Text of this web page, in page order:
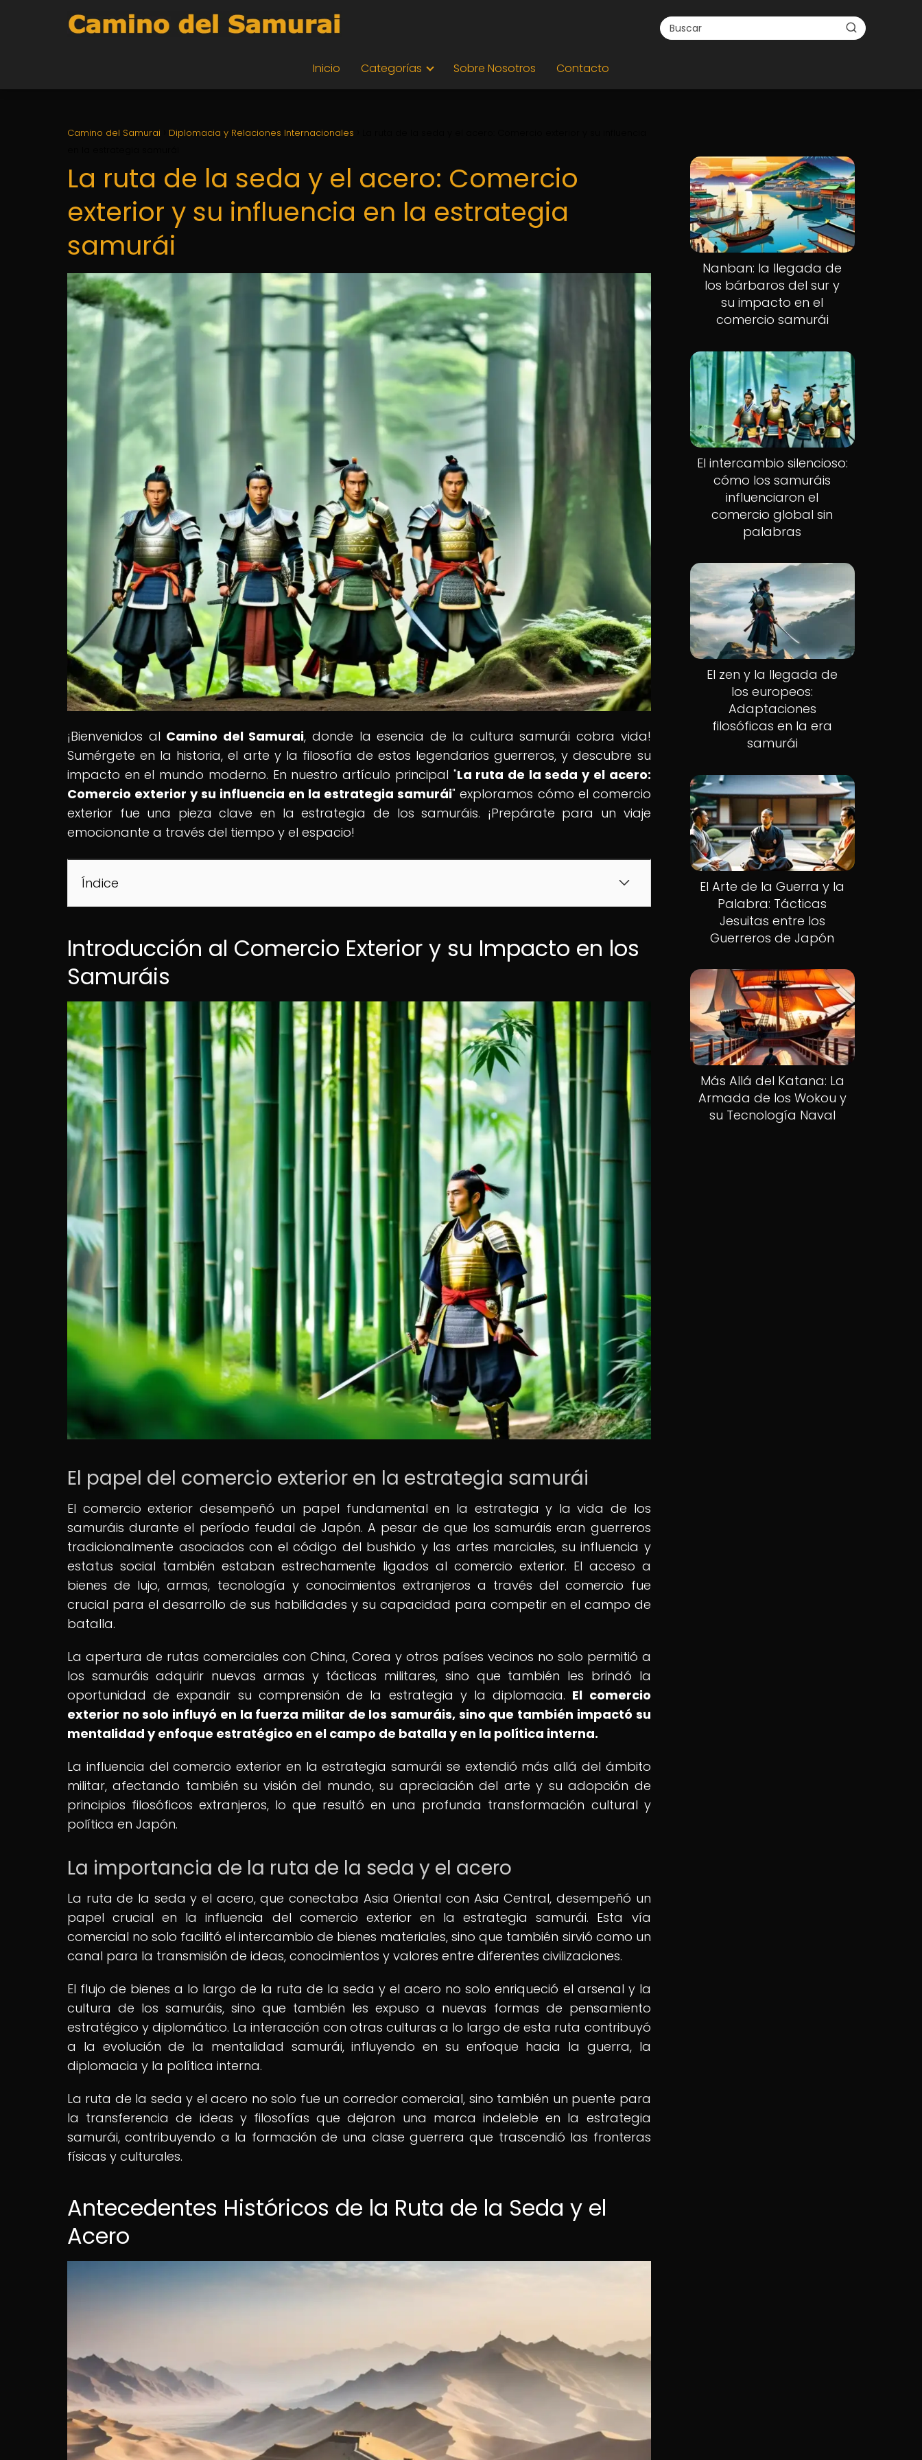
Inicio Categorías Sobre Nosotros Contacto
Camino del Samurai Diplomacia y Relaciones Internacionales
La ruta de la seda y el acero: Comercio
exterior y su influencia en la estrategia
samurái
¡Bienvenidos al Camino del Samurai, donde la esencia de la cultura samurái cobra vida!
Sumérgete en la historia, el arte y la filosofía de estos legendarios guerreros, y descubre su
impacto en el mundo moderno. En nuestro artículo principal "La ruta de la seda y el acero:
Comercio exterior y su influencia en la estrategia samurái" exploramos cómo el comercio
exterior fue una pieza clave en la estrategia de los samuráis. ¡Prepárate para un viaje
emocionante a través del tiempo y el espacio!
Índice
Introducción al Comercio Exterior y su Impacto en los
Samuráis
El papel del comercio exterior en la estrategia samurái
El comercio exterior desempeñó un papel fundamental en la estrategia y la vida de los
samuráis durante el período feudal de Japón. A pesar de que los samuráis eran guerreros
tradicionalmente asociados con el código del bushido y las artes marciales, su influencia y
estatus social también estaban estrechamente ligados al comercio exterior. El acceso a
bienes de lujo, armas, tecnología y conocimientos extranjeros a través del comercio fue
crucial para el desarrollo de sus habilidades y su capacidad para competir en el campo de
batalla.
La apertura de rutas comerciales con China, Corea y otros países vecinos no solo permitió a
los samuráis adquirir nuevas armas y tácticas militares, sino que también les brindó la
oportunidad de expandir su comprensión de la estrategia y la diplomacia. El comercio
exterior no solo influyó en la fuerza militar de los samuráis, sino que también impactó su
mentalidad y enfoque estratégico en el campo de batalla y en la política interna.
La influencia del comercio exterior en la estrategia samurái se extendió más allá del ámbito
militar, afectando también su visión del mundo, su apreciación del arte y su adopción de
principios filosóficos extranjeros, lo que resultó en una profunda transformación cultural y
política en Japón.
La importancia de la ruta de la seda y el acero
La ruta de la seda y el acero, que conectaba Asia Oriental con Asia Central, desempeñó un
papel crucial en la influencia del comercio exterior en la estrategia samurái. Esta vía
comercial no solo facilitó el intercambio de bienes materiales, sino que también sirvió como un
canal para la transmisión de ideas, conocimientos y valores entre diferentes civilizaciones.
El flujo de bienes a lo largo de la ruta de la seda y el acero no solo enriqueció el arsenal y la
cultura de los samuráis, sino que también les expuso a nuevas formas de pensamiento
estratégico y diplomático. La interacción con otras culturas a lo largo de esta ruta contribuyó
a la evolución de la mentalidad samurái, influyendo en su enfoque hacia la guerra, la
diplomacia y la política interna.
La ruta de la seda y el acero no solo fue un corredor comercial, sino también un puente para
la transferencia de ideas y filosofías que dejaron una marca indeleble en la estrategia
samurái, contribuyendo a la formación de una clase guerrera que trascendió las fronteras
físicas y culturales.
Antecedentes Históricos de la Ruta de la Seda y el
Acero
Nanban: la llegada de
los bárbaros del sur y
su impacto en el
comercio samurái
El intercambio silencioso:
cómo los samuráis
influenciaron el
comercio global sin
palabras
El zen y la llegada de
los europeos:
Adaptaciones
filosóficas en la era
samurái
El Arte de la Guerra y la
Palabra: Tácticas
Jesuitas entre los
Guerreros de Japón
Más Allá del Katana: La
Armada de los Wokou y
su Tecnología Naval